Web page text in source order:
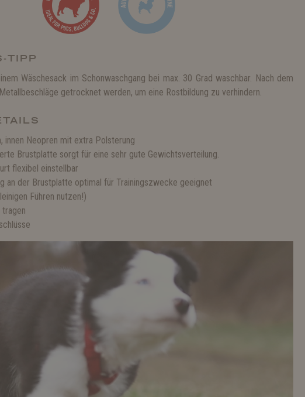
TIPP
Wäschesack im Schonwaschgang bei max. 30 Grad waschbar. Nach dem
getrocknet werden, um eine Rostbildung zu verhindern.
innen Neopren mit extra Polsterung
Brustplatte sorgt für eine sehr gute Gewichtsverteilung.
flexibel einstellbar
an der Brustplatte optimal für Trainingszwecke geeignet
Führen nutzen!)
tragen